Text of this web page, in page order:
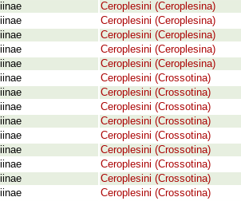
Ceroplesini (Ceroplesina)
Ceroplesini (Ceroplesina)
Ceroplesini (Ceroplesina)
Ceroplesini (Ceroplesina)
Ceroplesini (Ceroplesina)
Ceroplesini (Crossotina)
Ceroplesini (Crossotina)
Ceroplesini (Crossotina)
Ceroplesini (Crossotina)
Ceroplesini (Crossotina)
Ceroplesini (Crossotina)
Ceroplesini (Crossotina)
Ceroplesini (Crossotina)
Ceroplesini (Crossotina)